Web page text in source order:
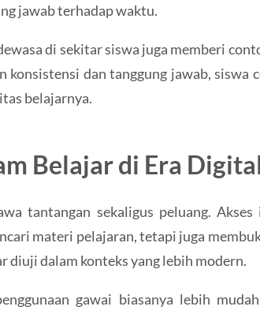
jawab terhadap waktu.
di sekitar siswa juga memberi
konsistensi dan tanggung jawab, siswa
belajarnya.
Belajar di Era
tantangan sekaligus peluang. Akses
materi pelajaran, tetapi juga
dalam konteks yang lebih modern.
gawai biasanya lebih